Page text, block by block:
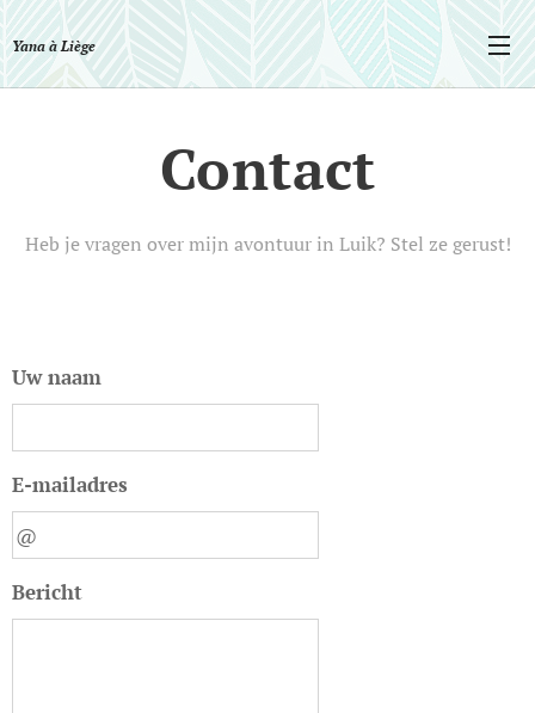
Yana à Liège
Contact
Heb je vragen over mijn avontuur in Luik? Stel ze gerust!
Uw naam
E-mailadres
Bericht